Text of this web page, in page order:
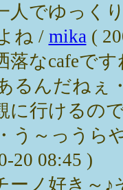
人でゆっく
ね / mika (
なcafeです
るんだねぇ
に行けるの
う～っうら
20 08:45 )
ーノ好き～